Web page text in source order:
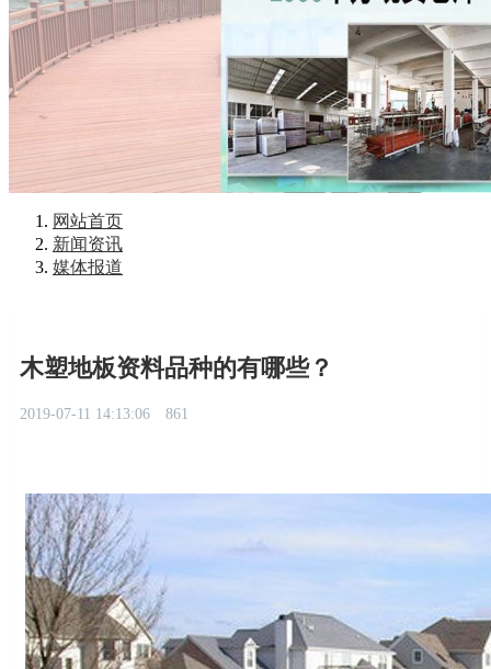
网站首页
新闻资讯
媒体报道
木塑地板资料品种的有哪些？
2019-07-11 14:13:06 861